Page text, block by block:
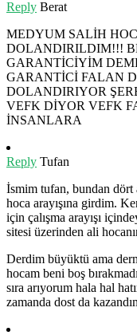
Reply Berat
MEDYUM SALİH
DOLANDIRILDIM!!!
GARANTİCİYİM
GARANTİCİ FALAN
DOLANDIRIYOR
VEFK DİYOR VEFK
İNSANLARA
Reply Tufan
İsmim tufan, bundan dört
hoca arayışına girdim.
için çalışma arayışı
sitesi üzerinden ali
Derdim büyüktü ama
hocam beni boş
sıra arıyorum hala hal
zamanda dost da